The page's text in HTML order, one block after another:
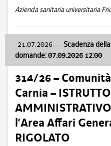
Azienda sanitaria universitaria
21.07.2026 - Scadenza
domande: 07.09.2026 12:00
314/26 –
Carnia –
l’Area Affari
RIGOLATO